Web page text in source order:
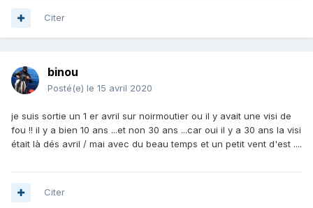
Citer
binou
Posté(e) le 15 avril 2020
je suis sortie un 1 er avril sur noirmoutier ou il y avait une visi de
fou !! il y a bien 10 ans ...et non 30 ans ...car oui il y a 30 ans la visi
était là dés avril / mai avec du beau temps et un petit vent d'est ....
Citer